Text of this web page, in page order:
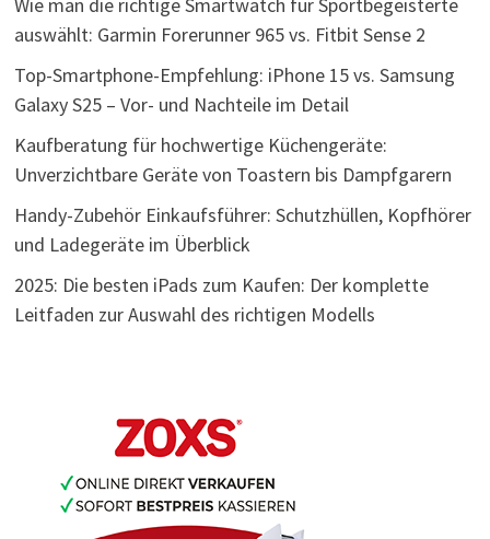
auswählt: Garmin Forerunner 965 vs. Fitbit Sense 2
Top-Smartphone-Empfehlung: iPhone 15 vs. Samsung
Galaxy S25 – Vor- und Nachteile im Detail
Kaufberatung für hochwertige Küchengeräte:
Unverzichtbare Geräte von Toastern bis Dampfgarern
Handy-Zubehör Einkaufsführer: Schutzhüllen, Kopfhörer
und Ladegeräte im Überblick
2025: Die besten iPads zum Kaufen: Der komplette
Leitfaden zur Auswahl des richtigen Modells